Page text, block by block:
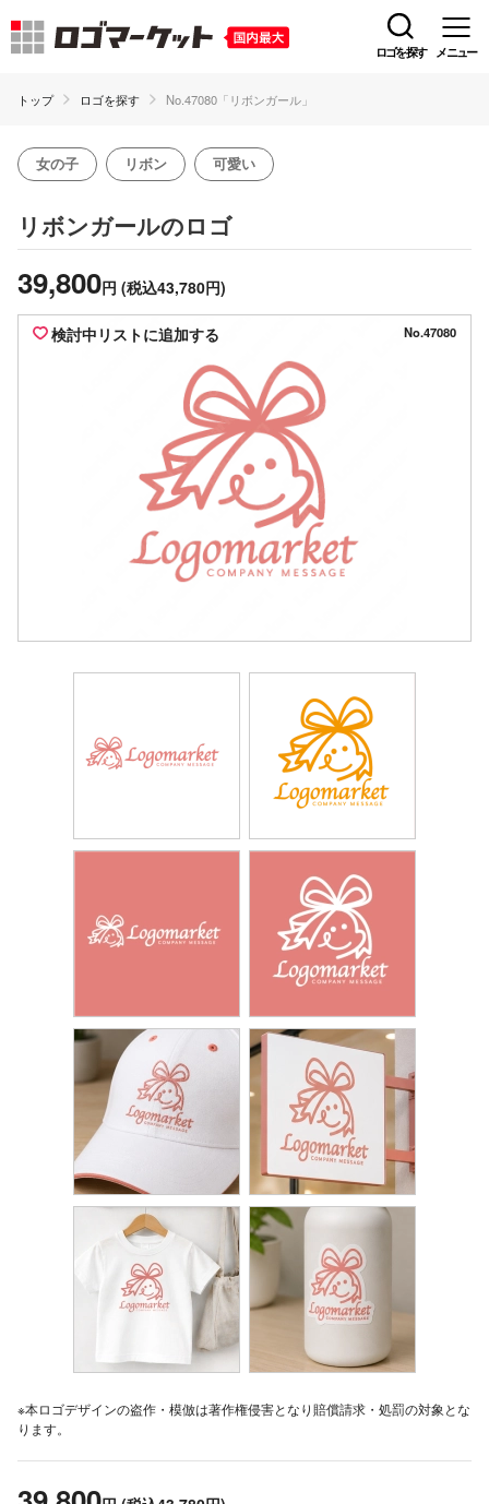
ロゴを探す メニュー
トップ ロゴを探す No.47080「リボンガール」
女の子 リボン 可愛い
リボンガールのロゴ
39,800円 (税込43,780円)
検討中リストに追加する No.47080
※本ロゴデザインの盗作・模倣は著作権侵害となり賠償請求・処罰の対象とな
ります。